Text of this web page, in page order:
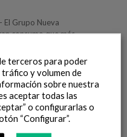
Grupo Nueva
consumo que más
Leer más
terceros para poder
y volumen de
sobre nuestra
aceptar todas las
o configurarlas o
“Configurar”.